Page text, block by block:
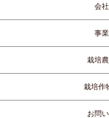
会
事
栽培
栽培作
お問